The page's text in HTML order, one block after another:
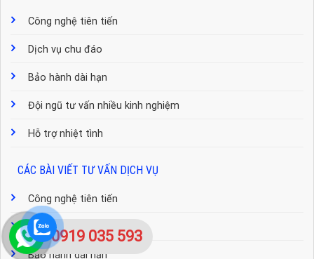
Công nghệ tiên tiến
Dịch vụ chu đáo
Bảo hành dài hạn
Đội ngũ tư vấn nhiều kinh nghiệm
Hỗ trợ nhiệt tình
CÁC BÀI VIẾT TƯ VẤN DỊCH VỤ
Công nghệ tiên tiến
Dịch vụ chu đáo
Bảo hành dài hạn
0919 035 593